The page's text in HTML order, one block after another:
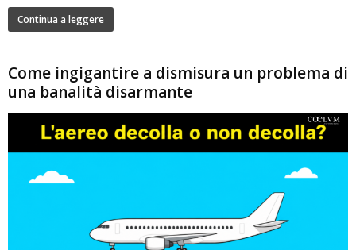
Continua a leggere
Come ingigantire a dismisura un problema di
una banalità disarmante